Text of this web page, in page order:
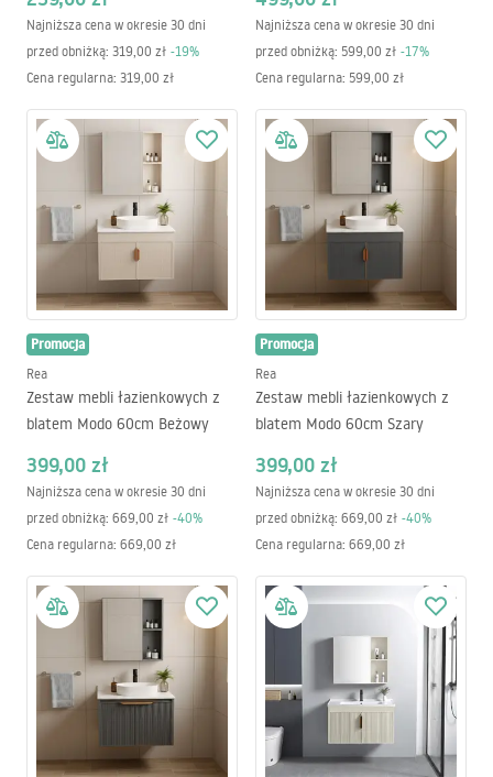
Najniższa cena w okresie 30 dni
przed obniżką: 319,00 zł -19%
Cena regularna: 319,00 zł
Najniższa cena w okresie 30 dni
przed obniżką: 599,00 zł -17%
Cena regularna: 599,00 zł
Promocja
Rea
Zestaw mebli łazienkowych z
blatem Modo 60cm Beżowy
399,00 zł
Najniższa cena w okresie 30 dni
przed obniżką: 669,00 zł -40%
Cena regularna: 669,00 zł
Promocja
Rea
Zestaw mebli łazienkowych z
blatem Modo 60cm Szary
399,00 zł
Najniższa cena w okresie 30 dni
przed obniżką: 669,00 zł -40%
Cena regularna: 669,00 zł